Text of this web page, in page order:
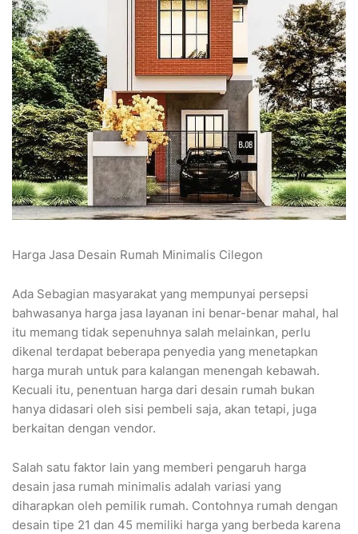
Harga Jasa Desain Rumah Minimalis Cilegon
Ada Sebagian masyarakat yang mempunyai persepsi
bahwasanya harga jasa layanan ini benar-benar mahal, hal
itu memang tidak sepenuhnya salah melainkan, perlu
dikenal terdapat beberapa penyedia yang menetapkan
harga murah untuk para kalangan menengah kebawah.
Kecuali itu, penentuan harga dari desain rumah bukan
hanya didasari oleh sisi pembeli saja, akan tetapi, juga
berkaitan dengan vendor.
Salah satu faktor lain yang memberi pengaruh harga
desain jasa rumah minimalis adalah variasi yang
diharapkan oleh pemilik rumah. Contohnya rumah dengan
desain tipe 21 dan 45 memiliki harga yang berbeda karena